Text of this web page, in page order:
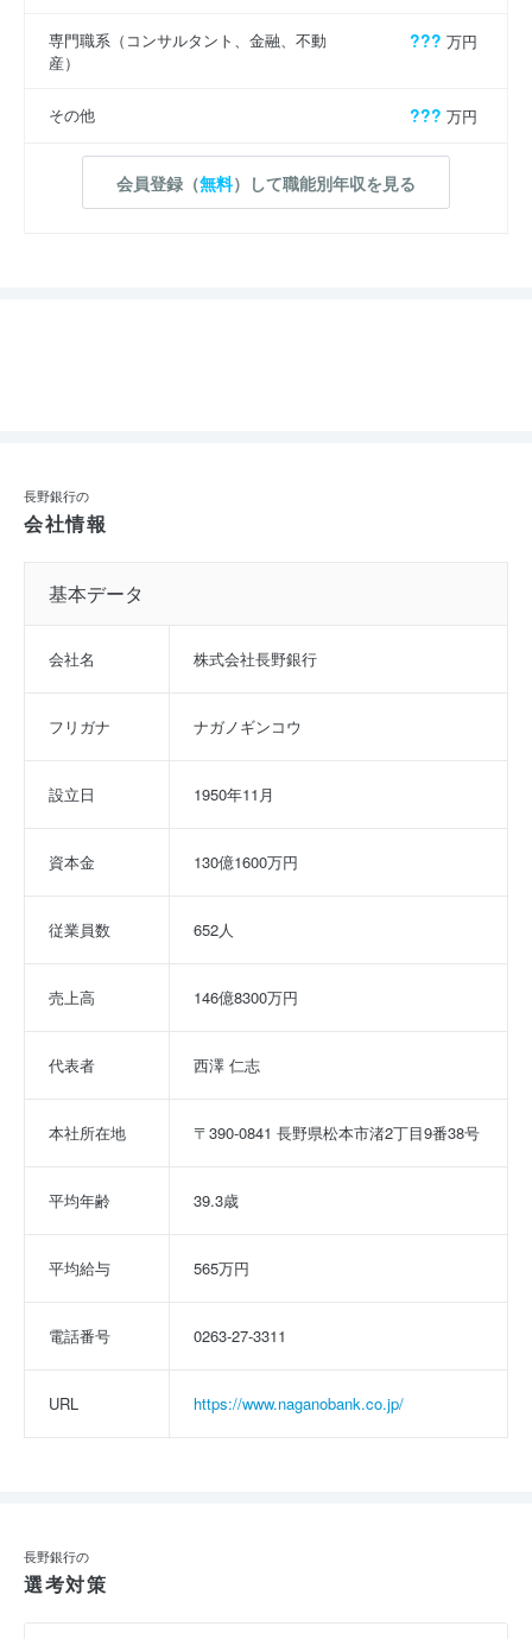
専門職系（コンサルタント、金融、不動
産）
??? 万円
その他 ??? 万円
会員登録（無料）して職能別年収を見る
長野銀行の
会社情報
基本データ
会社名 株式会社長野銀行
フリガナ ナガノギンコウ
設立日 1950年11月
資本金 130億1600万円
従業員数 652人
売上高 146億8300万円
代表者 西澤 仁志
本社所在地 〒390-0841 長野県松本市渚2丁目9番38号
平均年齢 39.3歳
平均給与 565万円
電話番号 0263-27-3311
URL https://www.naganobank.co.jp/
長野銀行の
選考対策